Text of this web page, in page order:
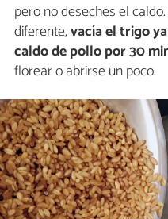
pero no deseches el
diferente,vacía el trigo
caldo de pollo por 30
florear o abrirse un poco.